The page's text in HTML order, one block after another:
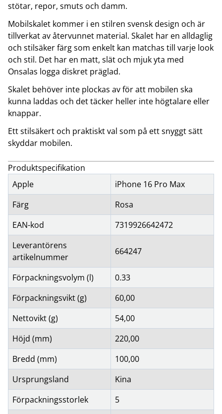
stötar, repor, smuts och damm.
Mobilskalet kommer i en stilren svensk design och är
tillverkat av återvunnet material. Skalet har en alldaglig
och stilsäker färg som enkelt kan matchas till varje look
och stil. Det har en matt, slät och mjuk yta med
Onsalas logga diskret präglad.
Skalet behöver inte plockas av för att mobilen ska
kunna laddas och det täcker heller inte högtalare eller
knappar.
Ett stilsäkert och praktiskt val som på ett snyggt sätt
skyddar mobilen.
Produktspecifikation
Apple
iPhone 16 Pro Max
Färg
Rosa
EAN-kod
7319926642472
Leverantörens
artikelnummer
664247
Förpackningsvolym (l)
0.33
Förpackningsvikt (g)
60,00
Nettovikt (g)
54,00
Höjd (mm)
220,00
Bredd (mm)
100,00
Ursprungsland
Kina
Förpackningsstorlek
5